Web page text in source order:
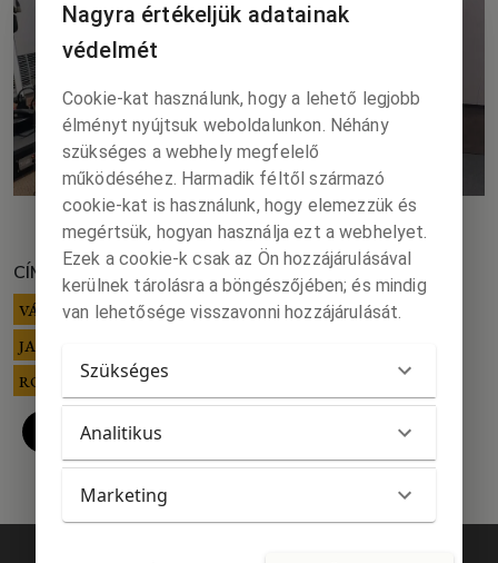
CÍMKÉK:
VÁLYI HORVÁTH ERIKA
JAKUBECZ LÁSZLÓ
RÓLUNK
Nagyra értékeljük adatainak
védelmét
Cookie-kat használunk, hogy a lehető legjobb
élményt nyújtsuk weboldalunkon. Néhány
szükséges a webhely megfelelő
működéséhez. Harmadik féltől származó
cookie-kat is használunk, hogy elemezzük és
megértsük, hogyan használja ezt a webhelyet.
Ezek a cookie-k csak az Ön hozzájárulásával
kerülnek tárolásra a böngészőjében; és mindig
van lehetősége visszavonni hozzájárulását.
Szükséges
Analitikus
Marketing